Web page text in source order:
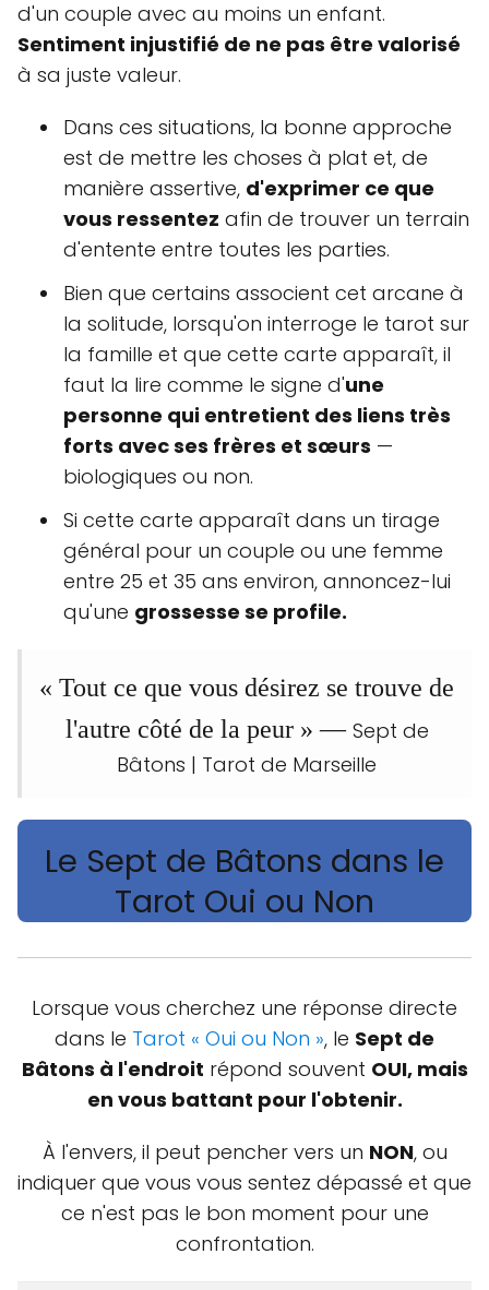
d'un couple avec au moins un enfant.
Sentiment injustifié de ne pas être valorisé
à sa juste valeur.
Dans ces situations, la bonne approche
est de mettre les choses à plat et, de
manière assertive, d'exprimer ce que
vous ressentez afin de trouver un terrain
d'entente entre toutes les parties.
Bien que certains associent cet arcane à
la solitude, lorsqu'on interroge le tarot sur
la famille et que cette carte apparaît, il
faut la lire comme le signe d'une
personne qui entretient des liens très
forts avec ses frères et sœurs —
biologiques ou non.
Si cette carte apparaît dans un tirage
général pour un couple ou une femme
entre 25 et 35 ans environ, annoncez-lui
qu'une grossesse se profile.
« Tout ce que vous désirez se trouve de
l'autre côté de la peur » — Sept de
Bâtons | Tarot de Marseille
Le Sept de Bâtons dans le
Tarot Oui ou Non
Lorsque vous cherchez une réponse directe
dans le Tarot « Oui ou Non », le Sept de
Bâtons à l'endroit répond souvent OUI, mais
en vous battant pour l'obtenir.
À l'envers, il peut pencher vers un NON, ou
indiquer que vous vous sentez dépassé et que
ce n'est pas le bon moment pour une
confrontation.